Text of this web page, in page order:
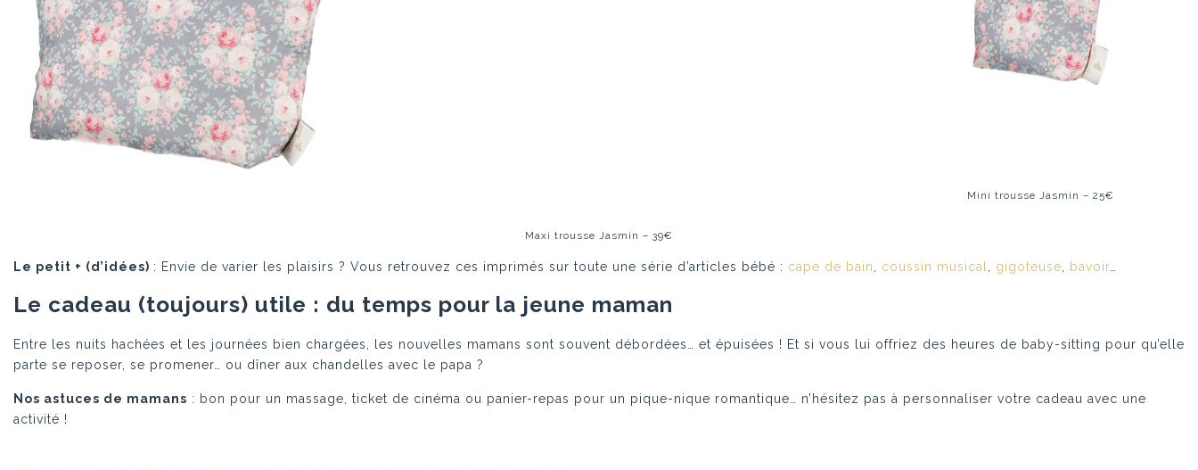
Mini trousse Jasmin – 25€
Maxi trousse Jasmin – 39€
Le petit + (d’idées) : Envie de varier les plaisirs ? Vous retrouvez ces imprimés sur toute une série d’articles bébé : cape de bain coussin musical gigoteuse bavoir
Le cadeau (toujours) utile : du temps pour la jeune maman
Entre les nuits hachées et les journées bien chargées, les nouvelles mamans sont souvent débordées… et épuisées ! Et si vous lui offriez des heures de baby-sitting pour qu’elle
parte se reposer, se promener… ou dîner aux chandelles avec le papa ?
Nos astuces de mamans : bon pour un massage, ticket de cinéma ou panier-repas pour un pique-nique romantique… n’hésitez pas à personnaliser votre cadeau avec une
activité !